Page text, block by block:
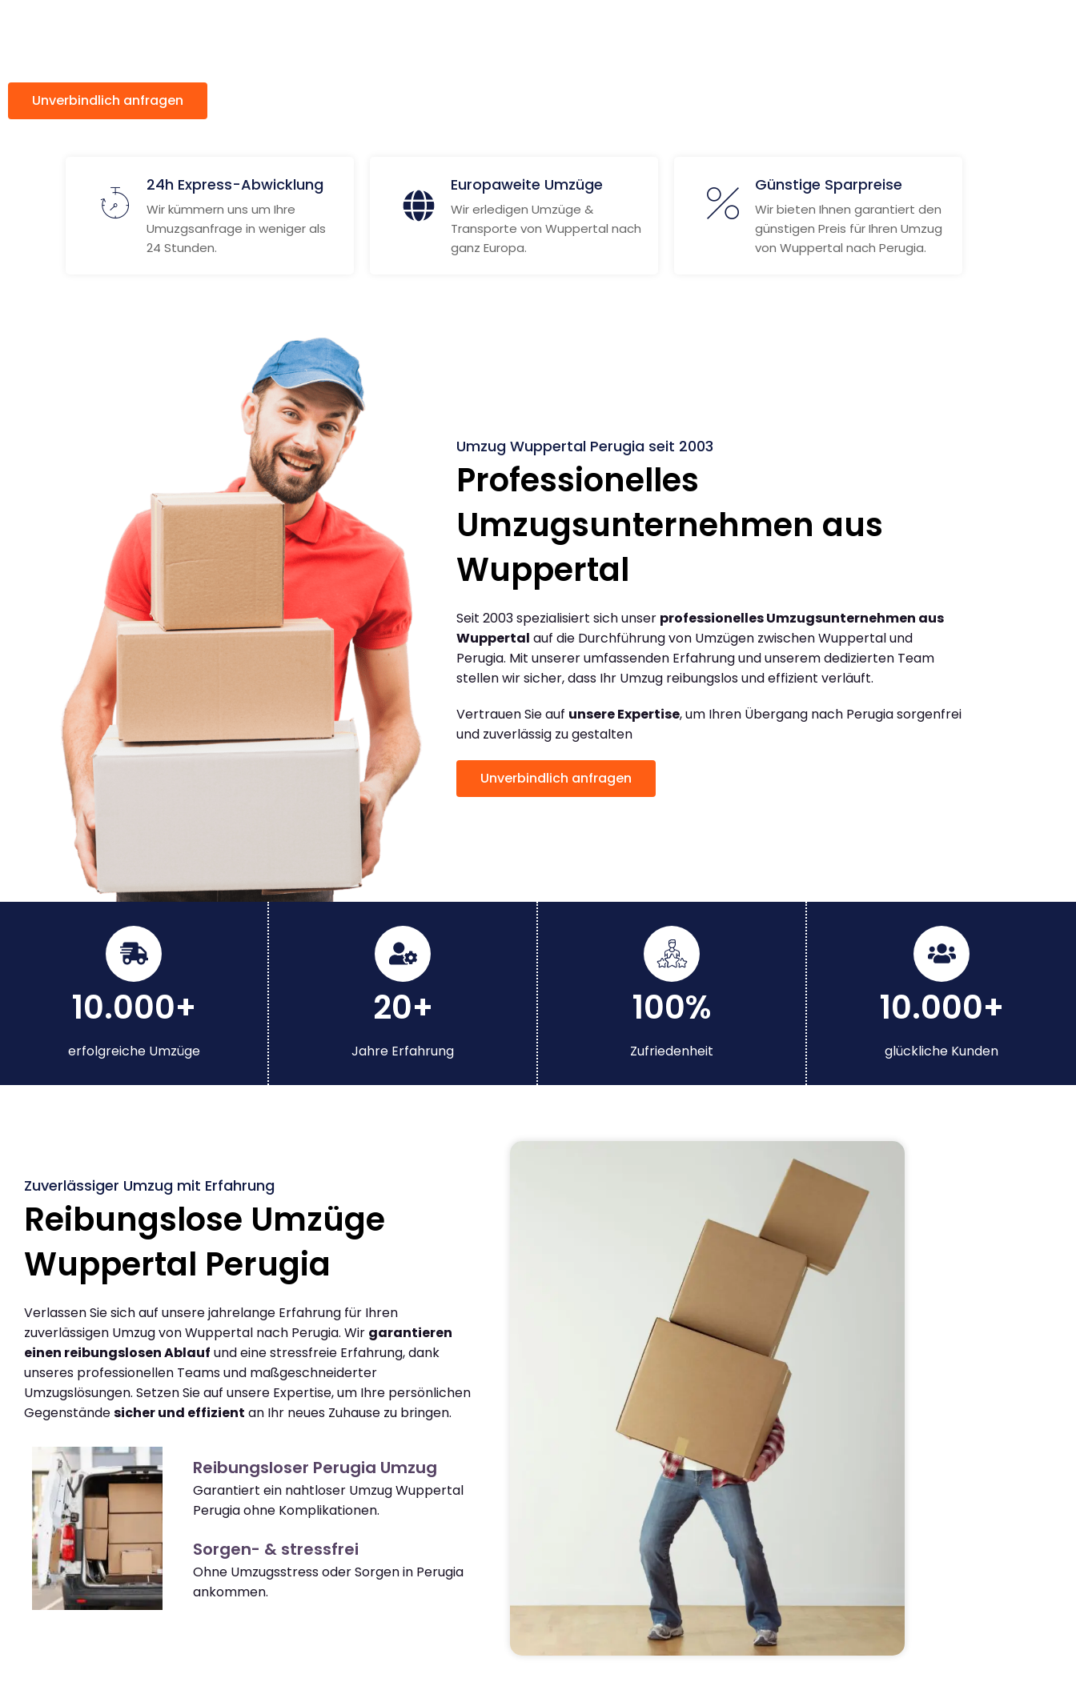
Unverbindlich anfragen
24h Express-Abwicklung
Wir kümmern uns um Ihre
Umuzgsanfrage in weniger als
24 Stunden.
Europaweite Umzüge
Wir erledigen Umzüge &
Transporte von Wuppertal nach
ganz Europa.
Günstige Sparpreise
Wir bieten Ihnen garantiert den
günstigen Preis für Ihren Umzug
von Wuppertal nach Perugia.
Umzug Wuppertal Perugia seit 2003
Professionelles
Umzugsunternehmen aus
Wuppertal
Seit 2003 spezialisiert sich unser professionelles Umzugsunternehmen aus
Wuppertal auf die Durchführung von Umzügen zwischen Wuppertal und
Perugia. Mit unserer umfassenden Erfahrung und unserem dedizierten Team
stellen wir sicher, dass Ihr Umzug reibungslos und effizient verläuft.
Vertrauen Sie auf unsere Expertise, um Ihren Übergang nach Perugia sorgenfrei
und zuverlässig zu gestalten
Unverbindlich anfragen
10.000+
erfolgreiche Umzüge
20+
Jahre Erfahrung
100%
Zufriedenheit
10.000+
glückliche Kunden
Zuverlässiger Umzug mit Erfahrung
Reibungslose Umzüge
Wuppertal Perugia
Verlassen Sie sich auf unsere jahrelange Erfahrung für Ihren
zuverlässigen Umzug von Wuppertal nach Perugia. Wir garantieren
einen reibungslosen Ablauf und eine stressfreie Erfahrung, dank
unseres professionellen Teams und maßgeschneiderter
Umzugslösungen. Setzen Sie auf unsere Expertise, um Ihre persönlichen
Gegenständesicher und effizient an Ihr neues Zuhause zu bringen.
Reibungsloser Perugia Umzug
Garantiert ein nahtloser Umzug Wuppertal
Perugia ohne Komplikationen.
Sorgen- & stressfrei
Ohne Umzugsstress oder Sorgen in Perugia
ankommen.